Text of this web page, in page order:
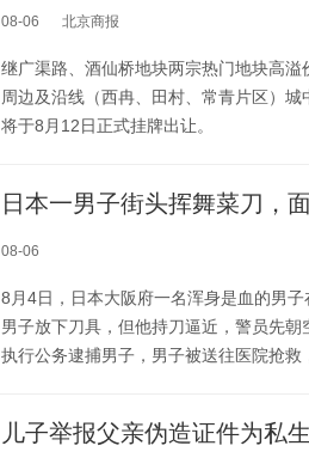
08-06 北京商报
继广渠路、酒仙桥地块两宗热门地块高
周边及沿线（西冉、田村、常青片区）
将于8月12日正式挂牌出让。
08-06
8月4日，日本大阪府一名浑身是血的男
男子放下刀具，但他持刀逼近，警员先
执行公务逮捕男子，男子被送往医院抢救